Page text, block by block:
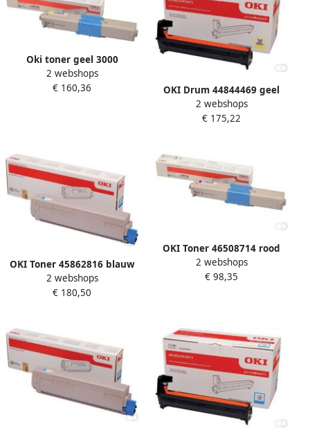
Oki toner geel 3000
pagina&apos;s OEM:
46508709
2 webshops
€ 160,36
OKI Drum 44844469 geel
2 webshops
€ 175,22
OKI Toner 45862816 blauw
2 webshops
€ 180,50
OKI Toner 46508714 rood
2 webshops
€ 98,35